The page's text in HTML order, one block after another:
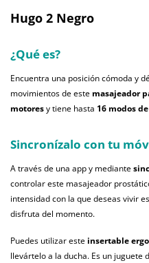
Hugo 2 Negro
¿Qué es?
Encuentra una posición cómoda y
movimientos de este masajeador
motoresy tiene hasta 16 modos
Sincronízalo con tu
A través de una app y mediante
controlar este masajeador
intensidad con la que deseas vivir
disfruta del momento.
Puedes utilizar este insertable
llevártelo a la ducha. Es un juguete